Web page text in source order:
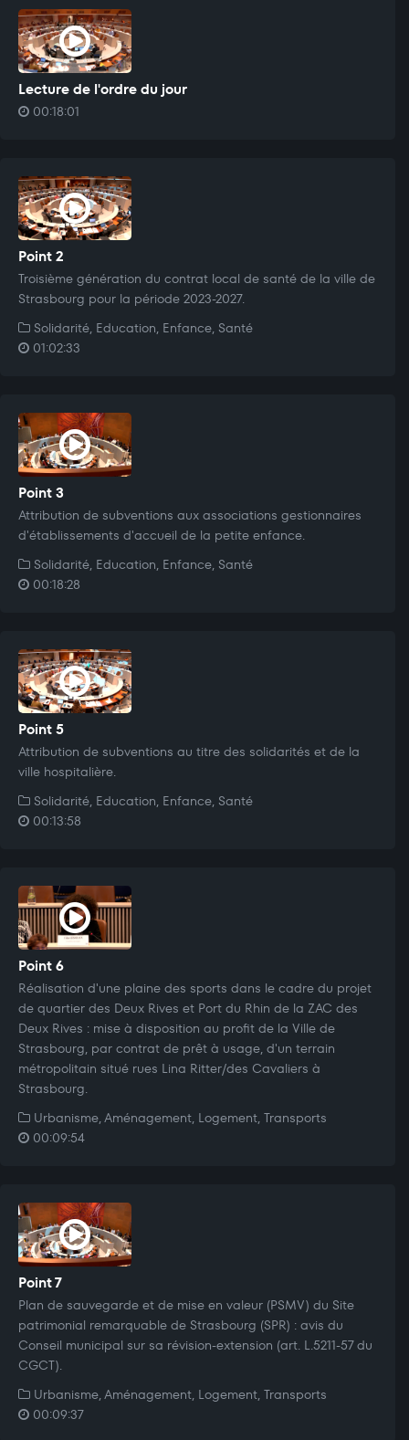
Lecture de l'ordre du jour
00:18:01
Point 2
Troisième génération du contrat local de santé de la ville de
Strasbourg pour la période 2023-2027.
Solidarité, Education, Enfance, Santé
01:02:33
Point 3
Attribution de subventions aux associations gestionnaires
d'établissements d'accueil de la petite enfance.
Solidarité, Education, Enfance, Santé
00:18:28
Point 5
Attribution de subventions au titre des solidarités et de la
ville hospitalière.
Solidarité, Education, Enfance, Santé
00:13:58
Point 6
Réalisation d'une plaine des sports dans le cadre du projet
de quartier des Deux Rives et Port du Rhin de la ZAC des
Deux Rives : mise à disposition au profit de la Ville de
Strasbourg, par contrat de prêt à usage, d'un terrain
métropolitain situé rues Lina Ritter/des Cavaliers à
Strasbourg.
Urbanisme, Aménagement, Logement, Transports
00:09:54
Point 7
Plan de sauvegarde et de mise en valeur (PSMV) du Site
patrimonial remarquable de Strasbourg (SPR) : avis du
Conseil municipal sur sa révision-extension (art. L.5211-57 du
CGCT).
Urbanisme, Aménagement, Logement, Transports
00:09:37